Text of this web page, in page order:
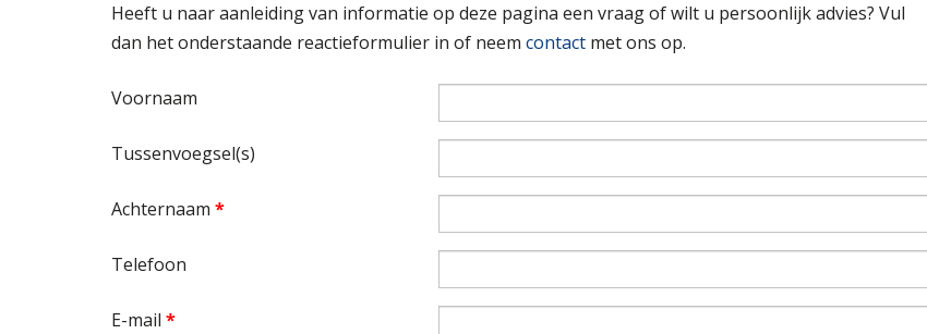
Heeft u naar aanleiding van informatie op deze pagina een vraag of wilt u persoonlijk advies? Vul
dan het onderstaande reactieformulier in of neem contact met ons op.
Voornaam
Tussenvoegsel(s)
Achternaam *
Telefoon
E-mail *